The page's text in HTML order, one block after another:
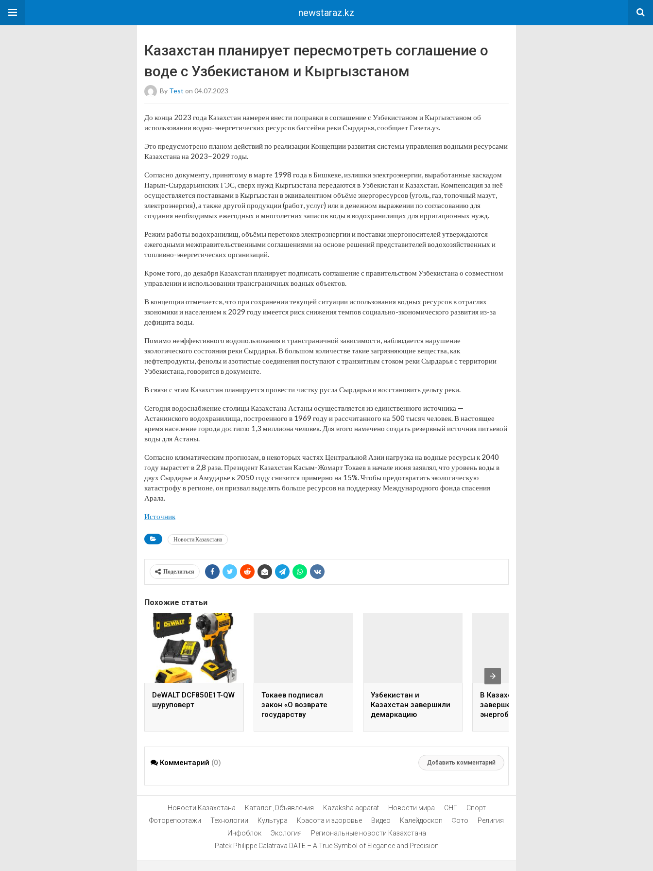
newstaraz.kz
Казахстан планирует пересмотреть соглашение о
воде с Узбекистаном и Кыргызстаном
By Test on 04.07.2023
До конца 2023 года Казахстан намерен внести поправки в соглашение с Узбекистаном и Кыргызстаном об
использовании водно-энергетических ресурсов бассейна реки Сырдарья, сообщает Газета.уз.
Это предусмотрено планом действий по реализации Концепции развития системы управления водными ресурсами
Казахстана на 2023−2029 годы.
Согласно документу, принятому в марте 1998 года в Бишкеке, излишки электроэнергии, выработанные каскадом
Нарын-Сырдарьинских ГЭС, сверх нужд Кыргызстана передаются в Узбекистан и Казахстан. Компенсация за неё
осуществляется поставками в Кыргызстан в эквивалентном объёме энергоресурсов (уголь, газ, топочный мазут,
электроэнергия), а также другой продукции (работ, услуг) или в денежном выражении по согласованию для
создания необходимых ежегодных и многолетних запасов воды в водохранилищах для ирригационных нужд.
Режим работы водохранилищ, объёмы перетоков электроэнергии и поставки энергоносителей утверждаются
ежегодными межправительственными соглашениями на основе решений представителей водохозяйственных и
топливно-энергетических организаций.
Кроме того, до декабря Казахстан планирует подписать соглашение с правительством Узбекистана о совместном
управлении и использовании трансграничных водных объектов.
В концепции отмечается, что при сохранении текущей ситуации использования водных ресурсов в отраслях
экономики и населением к 2029 году имеется риск снижения темпов социально-экономического развития из-за
дефицита воды.
Помимо неэффективного водопользования и трансграничной зависимости, наблюдается нарушение
экологического состояния реки Сырдарья. В большом количестве такие загрязняющие вещества, как
нефтепродукты, фенолы и азотистые соединения поступают с транзитным стоком реки Сырдарья с территории
Узбекистана, говорится в документе.
В связи с этим Казахстан планируется провести чистку русла Сырдарьи и восстановить дельту реки.
Сегодня водоснабжение столицы Казахстана Астаны осуществляется из единственного источника —
Астанинского водохранилища, построенного в 1969 году и рассчитанного на 500 тысяч человек. В настоящее
время население города достигло 1,3 миллиона человек. Для этого намечено создать резервный источник питьевой
воды для Астаны.
Согласно климатическим прогнозам, в некоторых частях Центральной Азии нагрузка на водные ресурсы к 2040
году вырастет в 2,8 раза. Президент Казахстан Касым-Жомарт Токаев в начале июня заявлял, что уровень воды в
двух Сырдарье и Амударье к 2050 году снизится примерно на 15%. Чтобы предотвратить экологическую
катастрофу в регионе, он призвал выделять больше ресурсов на поддержку Международного фонда спасения
Арала.
Источник
Новости Казахстана
Поделиться
Похожие статьи
DeWALT DCF850E1T-QW
шуруповерт
Токаев подписал
закон «О возврате
государству
приобретённых
Узбекистан и
Казахстан завершили
демаркацию
В Казахстане
завершен ремонт
энергоблока МАЭК
Комментарий (0) Добавить комментарий
Новости Казахстана Каталог ,Объявления Kazaksha aqparat Новости мира СНГ
Спорт
Фоторепортажи
Технологии Культура Красота и здоровье Видео Калейдоскоп Фото
Религия
Инфоблок
Экология
Региональные новости Казахстана
Patek Philippe Calatrava DATE – A True Symbol of Elegance and Precision